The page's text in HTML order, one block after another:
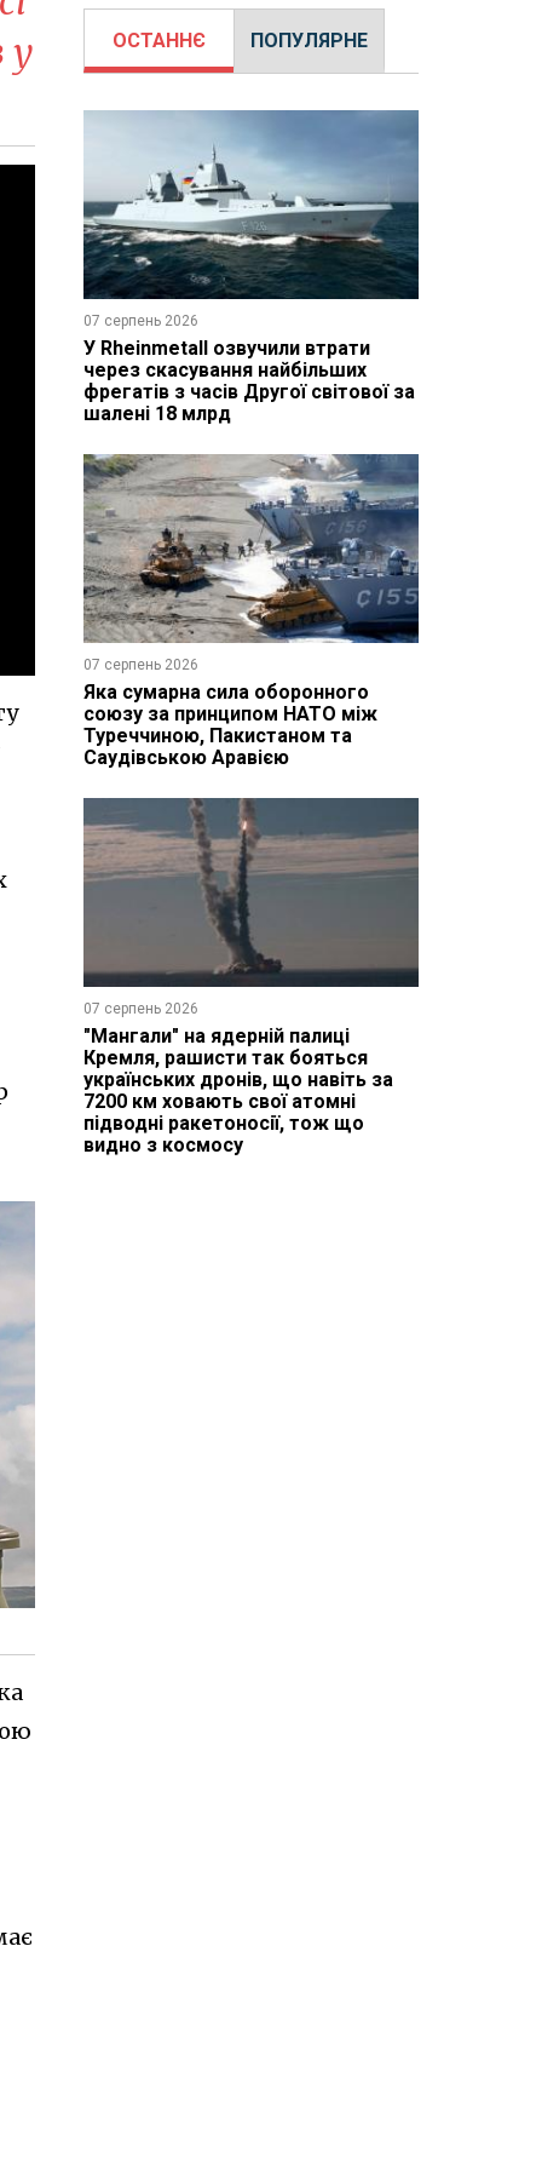
у
ОСТАННЄ ПОПУЛЯРНЕ
07 серпень 2026
У Rheinmetall озвучили втрати
через скасування найбільших
фрегатів з часів Другої світової за
шалені 18 млрд
07 серпень 2026
Яка сумарна сила оборонного
союзу за принципом НАТО між
Туреччиною, Пакистаном та
Саудівською Аравією
07 серпень 2026
"Мангали" на ядерній палиці
Кремля, рашисти так бояться
українських дронів, що навіть за
7200 км ховають свої атомні
підводні ракетоносії, тож що
видно з космосу